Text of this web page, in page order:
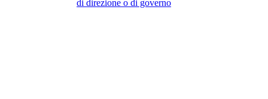
di direzione o di governo